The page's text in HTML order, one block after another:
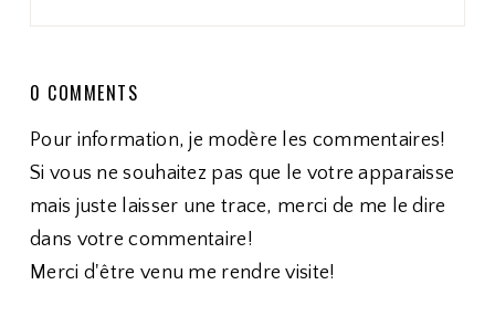
0 COMMENTS
Pour information, je modère les commentaires!
Si vous ne souhaitez pas que le votre apparaisse
mais juste laisser une trace, merci de me le dire
dans votre commentaire!
Merci d'être venu me rendre visite!